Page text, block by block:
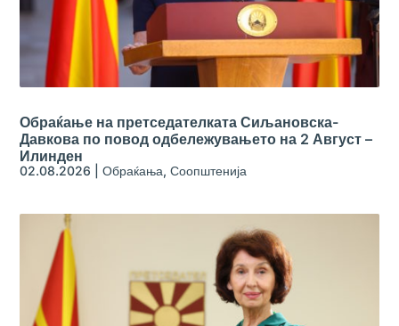
Обраќање на претседателката Сиљановска-
Давкова по повод одбележувањето на 2 Август –
Илинден
02.08.2026 |Обраќања,Соопштенија